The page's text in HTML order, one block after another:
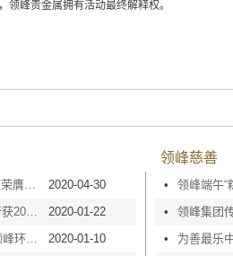
峰贵金属拥有活动最终解释权。
2020-04-30
2020-01-22
2020-01-10
领峰慈善
•
•
•